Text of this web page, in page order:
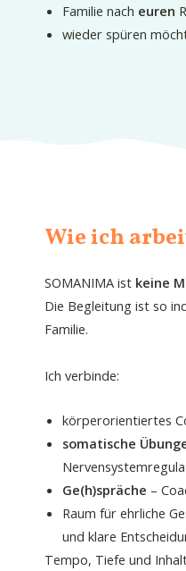
Familie nach euren
wieder spüren
Wie ich
SOMANIMA ist keine
Die Begleitung ist so
Familie.
Ich verbinde:
körperorientiertes
somatische
Ge(h)spräche –
Raum für ehrliche
und klare
Tempo, Tiefe und